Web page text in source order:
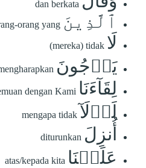
dan berkata
ٱلَّذِينَ orang yang
لَا (mereka) tidak
يَرۡجُونَ
لِقَآءَنَا dengan Kami
لَوۡلَآ mengapa tidak
أُنزِلَ diturunkan
عَلَيۡنَا atas/kepada kita